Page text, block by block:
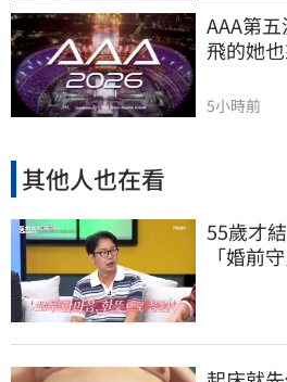
AAA第
飛的她
5小時前
其他人也在看
55歲才
「婚前